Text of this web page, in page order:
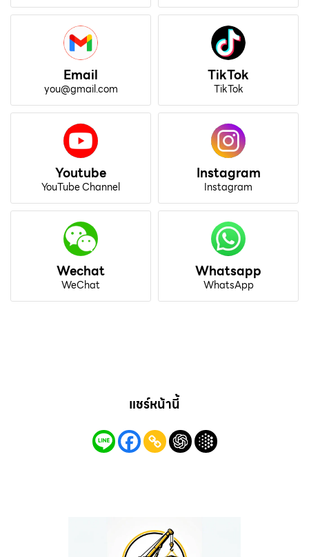
Email
you@gmail.com
TikTok
TikTok
Youtube
YouTube Channel
Instagram
Instagram
Wechat
WeChat
Whatsapp
WhatsApp
แชร์หน้านี้